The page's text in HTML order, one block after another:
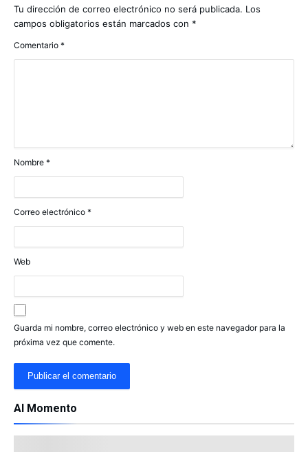
Tu dirección de correo electrónico no será publicada. Los
campos obligatorios están marcados con *
Comentario *
Nombre *
Correo electrónico *
Web
Guarda mi nombre, correo electrónico y web en este navegador para la
próxima vez que comente.
Al Momento